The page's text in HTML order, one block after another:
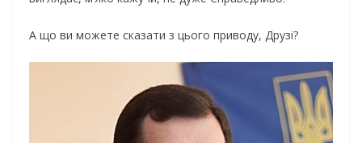
А що ви можете сказати з цього приводу, Друзі?